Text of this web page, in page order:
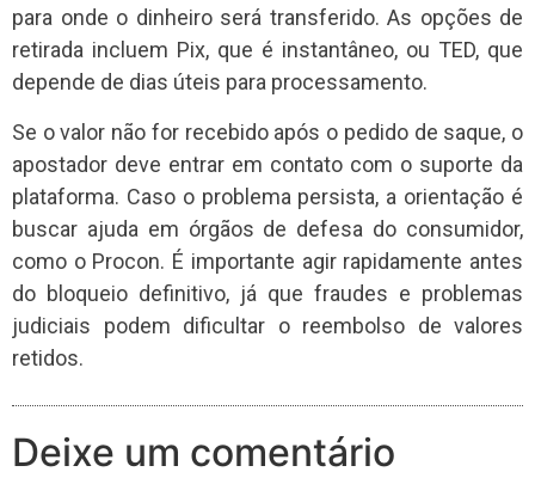
para onde o dinheiro será transferido. As opções de
retirada incluem Pix, que é instantâneo, ou TED, que
depende de dias úteis para processamento.
Se o valor não for recebido após o pedido de saque, o
apostador deve entrar em contato com o suporte da
plataforma. Caso o problema persista, a orientação é
buscar ajuda em órgãos de defesa do consumidor,
como o Procon. É importante agir rapidamente antes
do bloqueio definitivo, já que fraudes e problemas
judiciais podem dificultar o reembolso de valores
retidos.
Deixe um comentário